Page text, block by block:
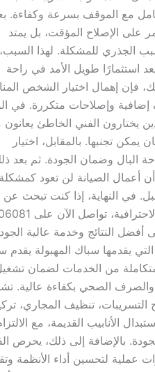
مع الموقف بسرعة وكفاءة.
على الإصلاح المؤقت، بل يمتد
الجذري للمشكلة. لهذا
استثمارًا طويل الأمد في راحة
فإن إهمال اختيار الشخص
وإصلاحات متكررة. في
يختارون الفني الخاطئ
تجنبها. بالمقابل، اختيار
البال وضمان الجودة. ثم بعد
أعمال الصيانة لن تعود كمشكلة
في النهاية، إذا كنت تبحث عن
الخدمة الموثوقة
النتائج وخدمة عالية
يقدمها سباك المهبولة يقدم
من الخدمات لضمان
والصرف الصحي بكفاءة عالية.
التسريبات، تنظيف المجاري،
الأنابيب القديمة، مع
بالإضافة إلى ذلك، يحرص
عملية لتحسين أداء الأنظمة